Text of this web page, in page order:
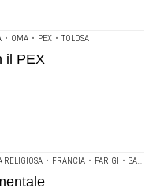
• OMA • PEX • TOLOSA
il PEX
RELIGIOSA • FRANCIA • PARIGI • SADE SARL